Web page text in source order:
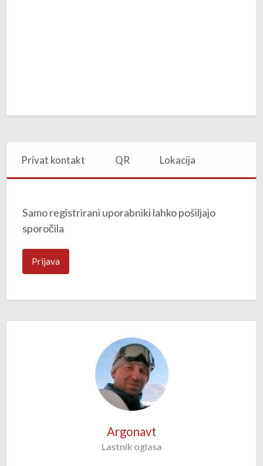
Privat kontakt QR Lokacija
Samo registrirani uporabniki lahko pošiljajo
sporočila
Prijava
Argonavt
Lastnik oglasa